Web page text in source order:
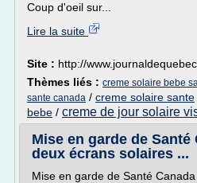
Coup d'oeil sur...
Lire la suite
Site : http://
Thèmes liés : creme solaire bebe
sante canada / creme solaire sante
bebe / creme de jour solaire
Mise en garde de Santé
deux écrans solaires ...
Mise en garde de Santé